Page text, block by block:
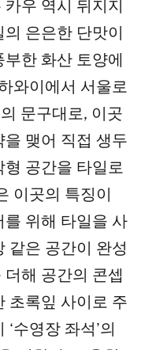
우 역시 뒤지지
은은한 단맛이
한 화산 토양에
와이에서 서울로
문구대로, 이곳
맺어 직접 생두
형 공간을 타일로
이곳의 특징이
를 위해 타일을 사
같은 공간이 완성
해 공간의 콘셉
초록잎 사이로 주
수영장 좌석’의